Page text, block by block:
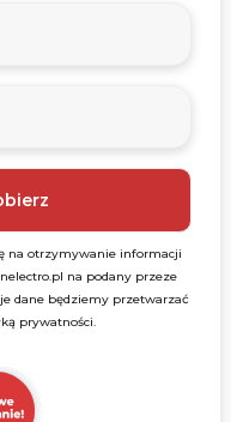
na otrzymywanie informacji
na podany przeze
dane będziemy przetwarzać
prywatności.